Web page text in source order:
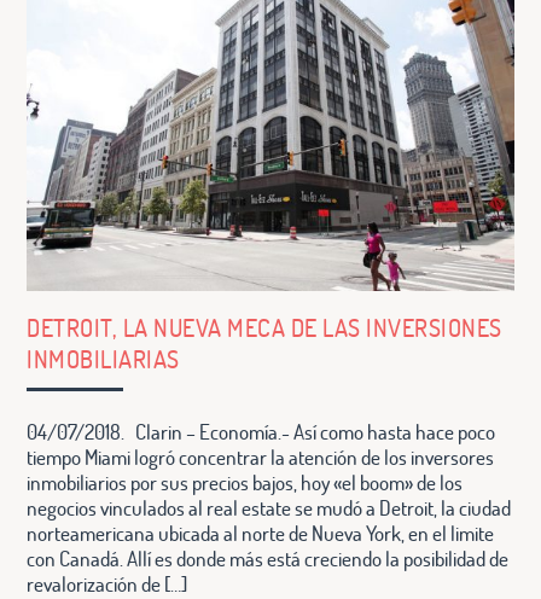
DETROIT, LA NUEVA MECA DE LAS INVERSIONES
INMOBILIARIAS
04/07/2018. Clarin – Economía.- Así como hasta hace poco
tiempo Miami logró concentrar la atención de los inversores
inmobiliarios por sus precios bajos, hoy «el boom» de los
negocios vinculados al real estate se mudó a Detroit, la ciudad
norteamericana ubicada al norte de Nueva York, en el limite
con Canadá. Allí es donde más está creciendo la posibilidad de
revalorización de […]